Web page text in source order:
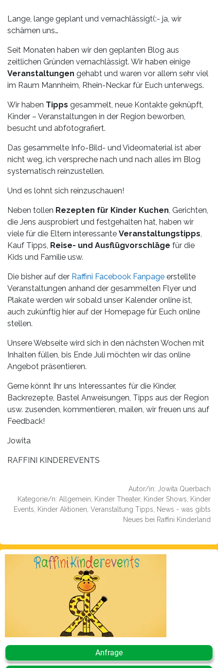
Über
uns
Fotos,
Events
Referenzen
Jobs
Partner/Links
Lange, lange geplant und vernachlässigt(:- ja, wir
schämen uns…
Seit Monaten haben wir den geplanten Blog aus
zeitlichen Gründen vernachlässigt. Wir haben einige
Veranstaltungen gehabt und waren vor allem sehr viel
im Raum Mannheim, Rhein-Neckar für Euch unterwegs.
Wir haben Tipps gesammelt, neue Kontakte geknüpft,
Kinder – Veranstaltungen in der Region beworben,
besucht und abfotografiert.
Das gesammelte Info-Bild- und Videomaterial ist aber
nicht weg, ich verspreche nach und nach alles im Blog
systematisch reinzustellen.
Und es lohnt sich reinzuschauen!
Neben tollen Rezepten für Kinder Kuchen, Gerichten,
die Jens ausprobiert und festgehalten hat, haben wir
viele für die Eltern interessante Veranstaltungstipps,
Kauf Tipps, Reise- und Ausflügvorschläge für die
Kids und Familie usw.
Die bisher auf der Raffini Facebook Fanpage erstellte
Veranstaltungen anhand der gesammelten Flyer und
Plakate werden wir sobald unser Kalender online ist,
auch zukünftig hier auf der Homepage für Euch online
stellen.
Unsere Webseite wird sich in den nächsten Wochen mit
Inhalten füllen, bis Ende Juli möchten wir das online
Angebot präsentieren.
Gerne könnt Ihr uns Interessantes für die Kinder,
Backrezepte, Bastel Anweisungen, Tipps aus der Region
usw. zusenden, kommentieren, mailen, wir freuen uns auf
Feedback!
Jowita
RAFFINI KINDEREVENTS
Autor/in: Jowita Querbach
Kategorie/n: Allgemein, Kinder Theater, Kinder Shows, Kinder
Events, Kinder Aktionen, Veranstaltung Tipps, News - was gibts
Neues bei Raffini Kinderland
Anfrage